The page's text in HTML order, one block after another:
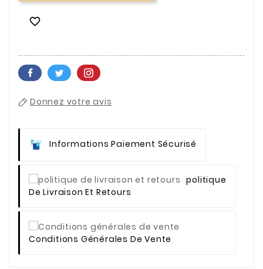

Donnez votre avis
Informations Paiement Sécurisé
Politique
De Livraison Et Retours
Conditions Générales De Vente